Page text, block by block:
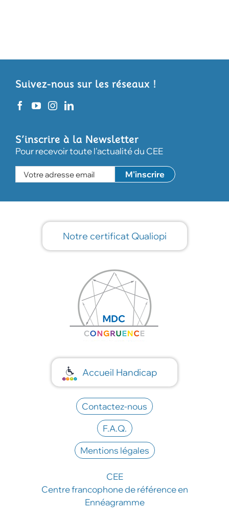
Suivez-nous sur les réseaux !
S’inscrire à la Newsletter
Pour recevoir toute l'actualité du CEE
Notre certificat Qualiopi
Accueil Handicap
Contactez-nous
F.A.Q.
Mentions légales
CEE
Centre francophone de référence en
Ennéagramme